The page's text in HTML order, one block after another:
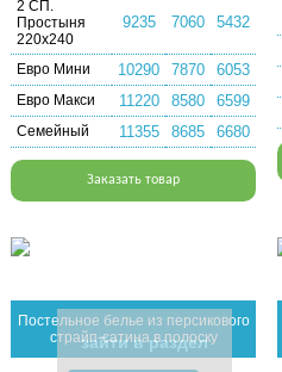
2 СП.
Простыня
220х240
9235 7060 5432
Евро Мини 10290 7870 6053
Евро Макси 11220 8580 6599
Семейный 11355 8685 6680
Заказать товар
Постельное белье из персикового
страйп-сатина в полоску
зайти в раздел